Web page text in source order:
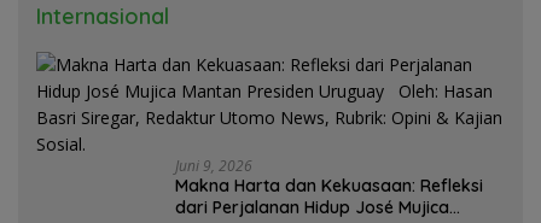
Internasional
Juni 9, 2026
Makna Harta dan Kekuasaan: Refleksi
dari Perjalanan Hidup José Mujica